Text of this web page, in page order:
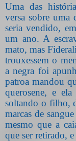
Uma das
versa sobre uma
seria vendido,
um ano. A
mato, mas
trouxessem o
a negra foi
patroa mandou
querosene, e
soltando o filho,
marcas de
mesmo que a
que ser retirado,